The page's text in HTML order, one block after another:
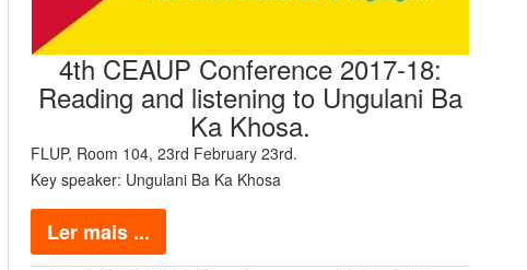
4th CEAUP Conference 2017-18:
Reading and listening to Ungulani Ba
Ka Khosa.
FLUP, Room 104, 23rd February 23rd.
Key speaker: Ungulani Ba Ka Khosa
Ler mais ...